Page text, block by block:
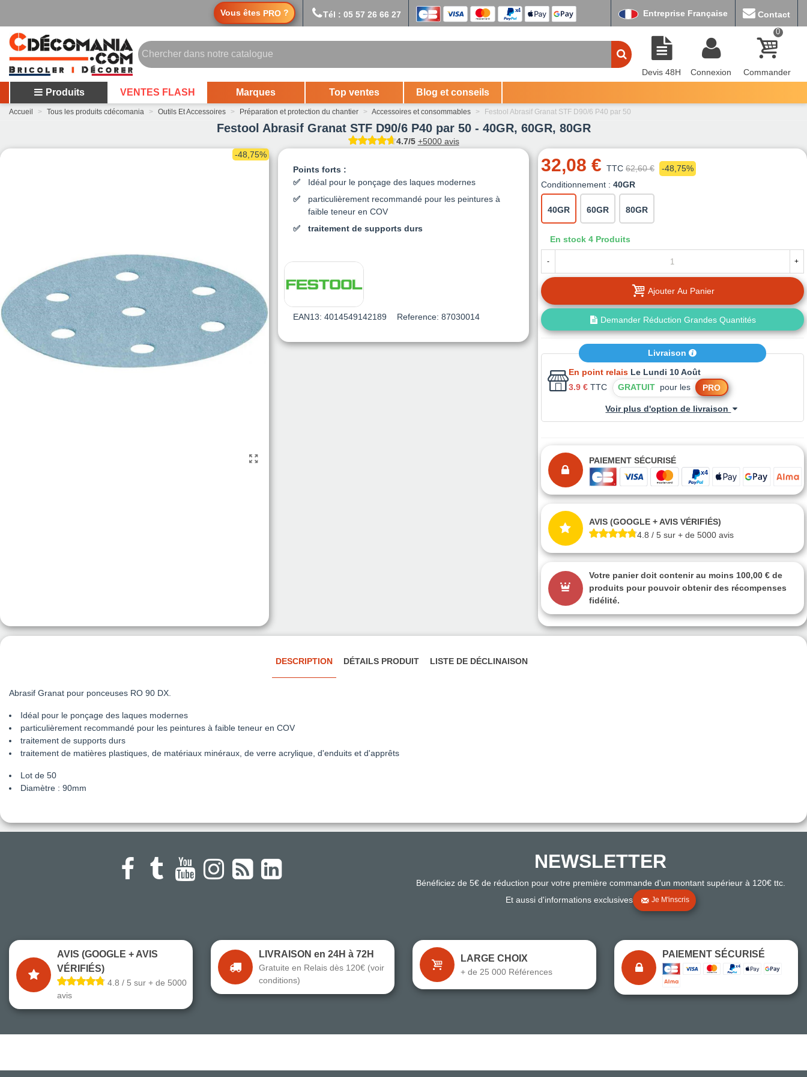
Vous êtes PRO ? Tél : 05 57 26 66 27 Entreprise Française Contact
Devis 48H Connexion
0
Commander
Produits VENTES FLASH Marques Top ventes Blog et conseils
Accueil > Tous les produits cdécomania > Outils Et Accessoires > Préparation et protection du chantier > Accessoires et consommables > Festool Abrasif Granat STF D90/6 P40 par 50
Festool Abrasif Granat STF D90/6 P40 par 50 - 40GR, 60GR, 80GR
4.7/5 +5000 avis
-48,75%
Points forts :
Idéal pour le ponçage des laques modernes
particulièrement recommandé pour les peintures à
faible teneur en COV
traitement de supports durs
EAN13: 4014549142189 Reference: 87030014
32,08 € TTC 62,60 €
-48,75%
Conditionnement : 40GR
40GR 60GR 80GR
En stock 4 Produits
- +
Ajouter Au Panier
Demander Réduction Grandes Quantités
Livraison
En point relais Le Lundi 10 Août
3.9 € TTC GRATUITpour les PRO
Voir plus d'option de livraison
PAIEMENT SÉCURISÉ
AVIS (GOOGLE + AVIS VÉRIFIÉS)
4.8 / 5 sur + de 5000 avis
Votre panier doit contenir au moins 100,00 € de
produits pour pouvoir obtenir des récompenses
fidélité.
DESCRIPTION DÉTAILS PRODUIT LISTE DE DÉCLINAISON
Abrasif Granat pour ponceuses RO 90 DX.
Idéal pour le ponçage des laques modernes
particulièrement recommandé pour les peintures à faible teneur en COV
traitement de supports durs
traitement de matières plastiques, de matériaux minéraux, de verre acrylique, d'enduits et d'apprêts
Lot de 50
Diamètre : 90mm
NEWSLETTER
Bénéficiez de 5€ de réduction pour votre première commande d'un montant supérieur à 120€ ttc.
Et aussi d'informations exclusives
Je M'inscris
AVIS (GOOGLE + AVIS
VÉRIFIÉS)
4.8 / 5 sur + de 5000
avis
LIVRAISON en 24H à 72H
Gratuite en Relais dès 120€ (voir
conditions)
LARGE CHOIX
+ de 25 000 Références
PAIEMENT SÉCURISÉ